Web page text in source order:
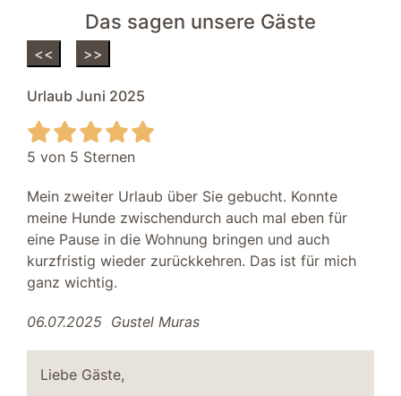
Außenbereich
Parkplatz kostenfrei
Strandkorb
Garten/Liegewiese
Hafennähe
Schlafzimmer II
2 Einzelbetten 90 x 200 m
TV SAT/Kabel
Kleiderschrank
Stereoanlage
Das sagen unsere Gäste
<<
Urlaub Juni 2025
5 von 5 Sternen
Mein zweiter Urlaub über Sie gebucht. Konnte
meine Hunde zwischendurch auch mal eben für
eine Pause in die Wohnung bringen und auch
kurzfristig wieder zurückkehren. Das ist für mich
ganz wichtig.
06.07.2025 Gustel Muras
Liebe Gäste,
>>